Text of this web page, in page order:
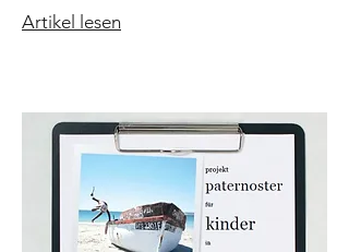
Artikel lesen